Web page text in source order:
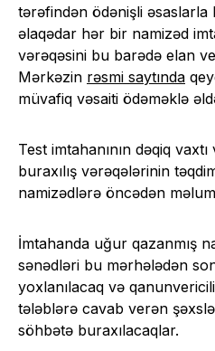
tərəfindən ödənişli əsaslarla
əlaqədar hər bir namizəd
vərəqəsini bu barədə elan
Mərkəzin rəsmi saytında
müvafiq vəsaiti ödəməklə
Test imtahanının dəqiq
buraxılış vərəqələrinin
namizədlərə öncədən
İmtahanda uğur qazanmış
sənədləri bu mərhələdən
yoxlanılacaq və
tələblərə cavab verən
söhbətə buraxılacaqlar.